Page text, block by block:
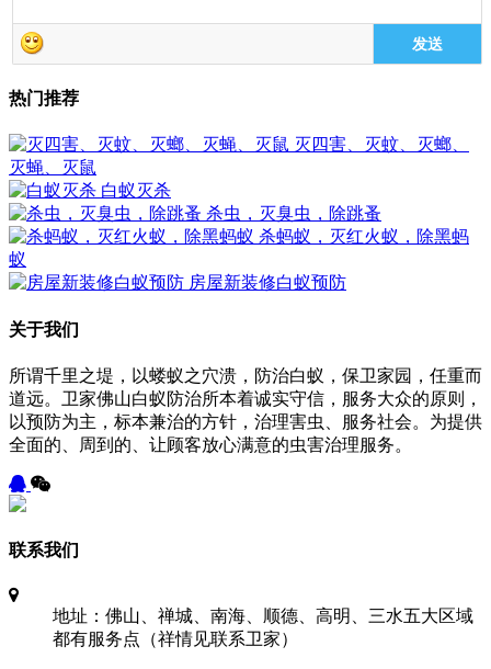
发送
热门推荐
灭四害、灭蚊、灭螂、
灭蝇、灭鼠
白蚁灭杀
杀虫，灭臭虫，除跳蚤
杀蚂蚁，灭红火蚁，除黑蚂
蚁
房屋新装修白蚁预防
关于我们
所谓千里之堤，以蝼蚁之穴溃，防治白蚁，保卫家园，任重而
道远。卫家佛山白蚁防治所本着诚实守信，服务大众的原则，
以预防为主，标本兼治的方针，治理害虫、服务社会。为提供
全面的、周到的、让顾客放心满意的虫害治理服务。
联系我们
地址：佛山、禅城、南海、顺德、高明、三水五大区域
都有服务点（祥情见联系卫家）